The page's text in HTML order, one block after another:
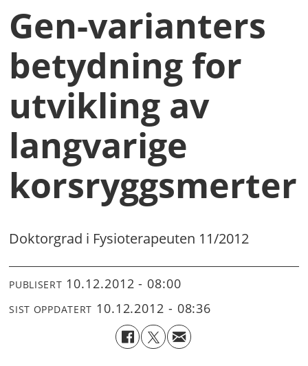
Gen-varianters
betydning for
utvikling av
langvarige
korsryggsmerter
Doktorgrad i Fysioterapeuten 11/2012
PUBLISERT 10.12.2012 - 08:00
SIST OPPDATERT 10.12.2012 - 08:36